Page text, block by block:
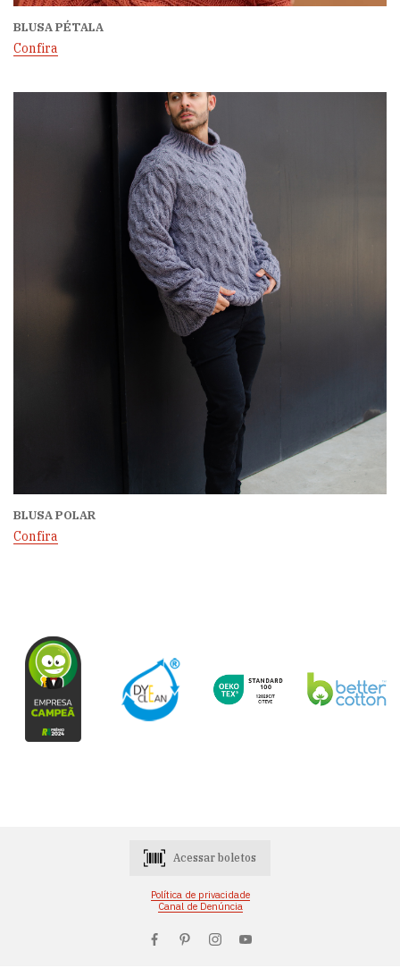
BLUSA PÉTALA
Confira
BLUSA POLAR
Confira
Acessar boletos
Política de privacidade
Canal de Denúncia